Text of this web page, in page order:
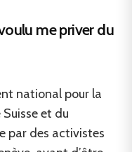
me priver du
national pour la
et du
par des activistes